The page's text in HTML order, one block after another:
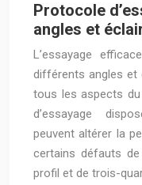
Protocole
angles et
L’essayage
différents angles et
tous les aspects
d’essayage
peuvent altérer la
certains défauts de
profil et de trois-